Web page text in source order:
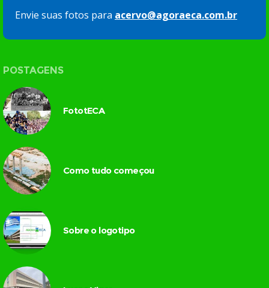
Envie suas fotos para acervo@agoraeca.com.br
POSTAGENS
FototECA
Como tudo começou
Sobre o logotipo